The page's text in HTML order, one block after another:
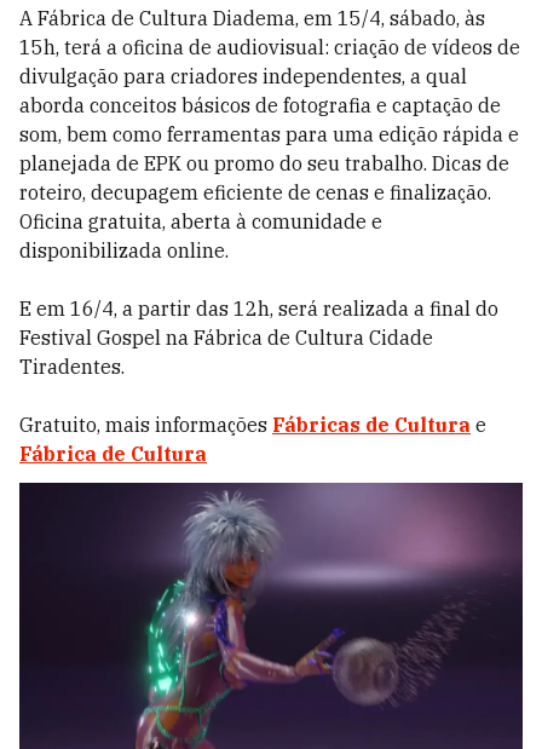
A Fábrica de Cultura Diadema, em 15/4, sábado, às
15h, terá a oficina de audiovisual: criação de vídeos de
divulgação para criadores independentes, a qual
aborda conceitos básicos de fotografia e captação de
som, bem como ferramentas para uma edição rápida e
planejada de EPK ou promo do seu trabalho. Dicas de
roteiro, decupagem eficiente de cenas e finalização.
Oficina gratuita, aberta à comunidade e
disponibilizada online.
E em 16/4, a partir das 12h, será realizada a final do
Festival Gospel na Fábrica de Cultura Cidade
Tiradentes.
Gratuito, mais informações Fábricas de Cultura e
Fábrica de Cultura